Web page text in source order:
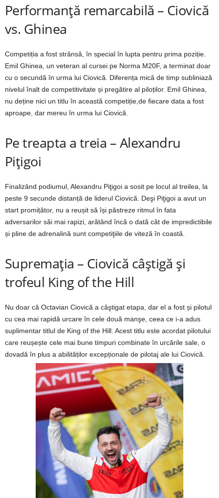
Performanță remarcabilă – Ciovică
vs. Ghinea
Competiția a fost strânsă, în special în lupta pentru prima poziție.
Emil Ghinea, un veteran al cursei pe Norma M20F, a terminat doar
cu o secundă în urma lui Ciovică. Diferența mică de timp subliniază
nivelul înalt de competitivitate și pregătire al piloților. Emil Ghinea,
nu deține nici un titlu în această competiție,de fiecare data a fost
aproape, dar mereu în urma lui Ciovică.
Pe treapta a treia – Alexandru
Piţigoi
Finalizând podiumul, Alexandru Piţigoi a sosit pe locul al treilea, la
peste 9 secunde distanță de liderul Ciovică. Deşi Piţigoi a avut un
start promițător, nu a reușit să își păstreze ritmul în fata
adversarilor săi mai rapizi, arătând încă o dată cât de impredictibile
și pline de adrenalină sunt competiţiile de viteză în coastă.
Supremația – Ciovică câştigă și
trofeul King of the Hill
Nu doar că Octavian Ciovică a câştigat etapa, dar el a fost și pilotul
cu cea mai rapidă urcare în cele două manşe, ceea ce i-a adus
suplimentar titlul de King of the Hill. Acest titlu este acordat pilotului
care reușește cele mai bune timpuri combinate în urcările sale, o
dovadă în plus a abilităților excepționale de pilotaj ale lui Ciovică.